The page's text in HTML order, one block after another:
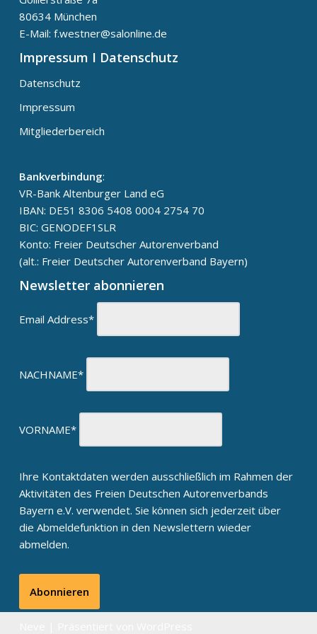
80634 München
E-Mail: f.westner@salonline.de
Impressum I Datenschutz
Datenschutz
Impressum
Mitgliederbereich
Bankverbindung:
VR-Bank Altenburger Land eG
IBAN: DE51 8306 5408 0004 2754 70
BIC: GENODEF1SLR
Konto: Freier Deutscher Autorenverband
(alt.: Freier Deutscher Autorenverband Bayern)
Newsletter abonnieren
Email Address*
NACHNAME*
VORNAME*
Ihre Kontaktdaten werden ausschließlich im Rahmen der
Aktivitäten des Freien Deutschen Autorenverbands
Bayern e.V. verwendet. Sie können sich jederzeit über
die Abmeldefunktion in den Newslettern wieder
abmelden.